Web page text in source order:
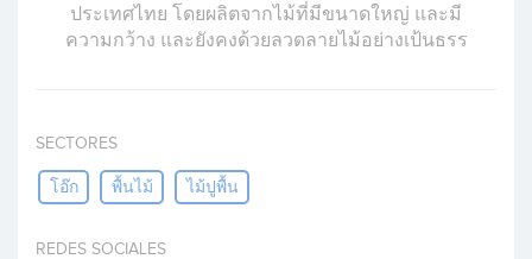
Invest
ประเทศไทย โดยผลิตจากไม้ที่มีขนาดใหญ่ และมี
ความกว้าง และยังคงด้วยลวดลายไม้อย่างเป้นธรร
SECTORES
โอ๊ก พื้นไม้ ไม้ปูพื้น
REDES SOCIALES